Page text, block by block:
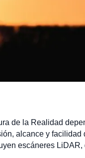
de la Realidad
alcance y
escáneres